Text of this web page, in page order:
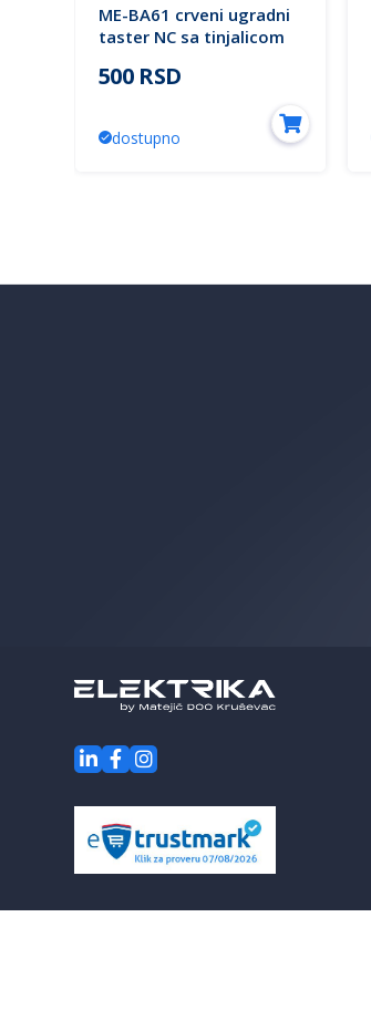
ME-BA61 crveni ugradni
taster NC sa tinjalicom
500 RSD
dostupno